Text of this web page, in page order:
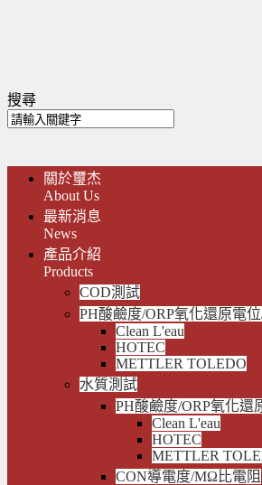
搜尋
關於璽杰
About Us
最新消息
News
產品介紹
Products
COD測試
PH酸鹼度/ORP氧化還原電
Clean L'eau
HOTEC
METTLER TOLEDO
水質測試
PH酸鹼度/ORP氧化還
Clean L'eau
HOTEC
METTLER
CON導電度/MΩ比電阻